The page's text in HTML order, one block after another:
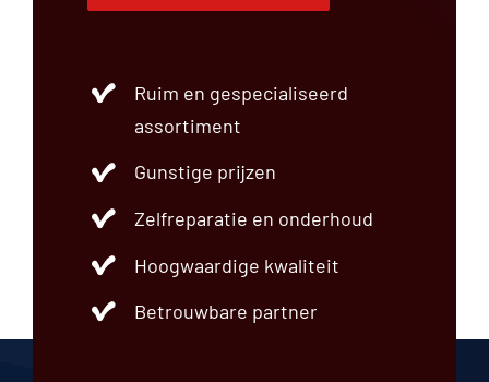
Ruim en gespecialiseerd
assortiment
Gunstige prijzen
Zelfreparatie en onderhoud
Hoogwaardige kwaliteit
Betrouwbare partner